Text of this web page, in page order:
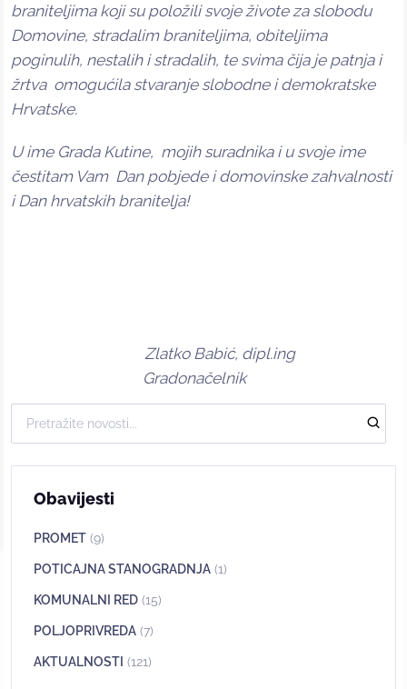
braniteljima koji su položili svoje živote za slobodu
Domovine, stradalim braniteljima, obiteljima
poginulih, nestalih i stradalih, te svima čija je patnja i
žrtva omogućila stvaranje slobodne i demokratske
Hrvatske.
U ime Grada Kutine, mojih suradnika i u svoje ime
čestitam Vam Dan pobjede i domovinske zahvalnosti
i Dan hrvatskih branitelja!
Zlatko Babić, dipl.ing
Gradonačelnik
Obavijesti
PROMET (9)
POTICAJNA STANOGRADNJA (1)
KOMUNALNI RED (15)
POLJOPRIVREDA (7)
AKTUALNOSTI (121)